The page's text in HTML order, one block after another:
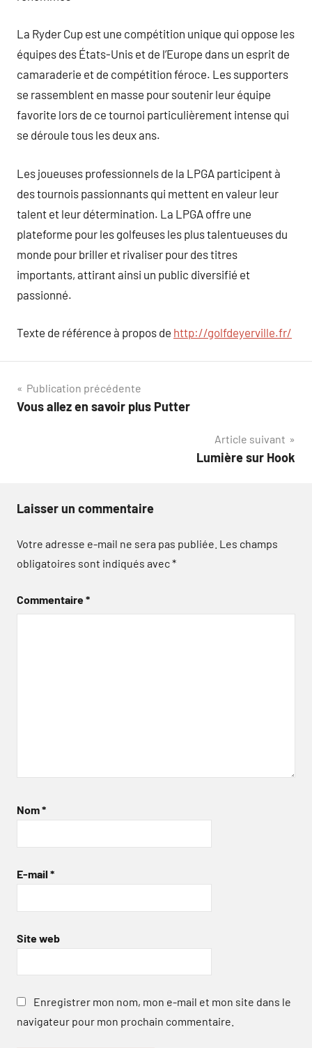
La Ryder Cup est une compétition unique qui oppose les
équipes des États-Unis et de l’Europe dans un esprit de
camaraderie et de compétition féroce. Les supporters
se rassemblent en masse pour soutenir leur équipe
favorite lors de ce tournoi particulièrement intense qui
se déroule tous les deux ans.
Les joueuses professionnels de la LPGA participent à
des tournois passionnants qui mettent en valeur leur
talent et leur détermination. La LPGA offre une
plateforme pour les golfeuses les plus talentueuses du
monde pour briller et rivaliser pour des titres
importants, attirant ainsi un public diversifié et
passionné.
Texte de référence à propos de http://golfdeyerville.fr/
Navigation
de
Publication précédente
Vous allez en savoir plus Putter
Article suivant
Lumière sur Hook
Laisser un commentaire
Votre adresse e-mail ne sera pas publiée. Les champs
obligatoires sont indiqués avec*
Commentaire*
Nom*
E-mail *
Site web
Enregistrer mon nom, mon e-mail et mon site dans le
navigateur pour mon prochain commentaire.